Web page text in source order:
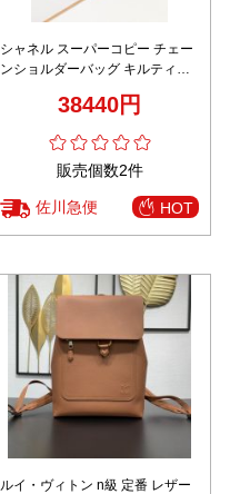
シャネル スーパーコピー チェー
ンショルダーバッグ キルティン
38440円
販売個数2件
佐川急便 HOT
ルイ・ヴィトン n級 定番 レザー